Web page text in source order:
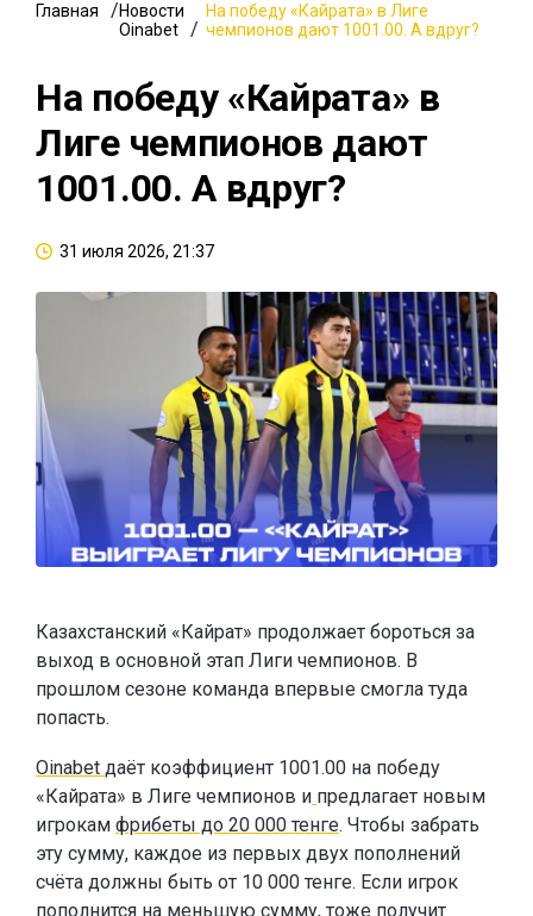
Главная
Новости
Oinabet
На победу «Кайрата» в Лиге
чемпионов дают 1001.00. А вдруг?
На победу «Кайрата» в
Лиге чемпионов дают
1001.00. А вдруг?
31 июля 2026, 21:37
Казахстанский «Кайрат» продолжает бороться за
выход в основной этап Лиги чемпионов. В
прошлом сезоне команда впервые смогла туда
попасть.
Oinabet даёт коэффициент 1001.00 на победу
«Кайрата» в Лиге чемпионов и предлагает новым
игрокам фрибеты до 20 000 тенге. Чтобы забрать
эту сумму, каждое из первых двух пополнений
счёта должны быть от 10 000 тенге. Если игрок
пополнится на меньшую сумму, тоже получит